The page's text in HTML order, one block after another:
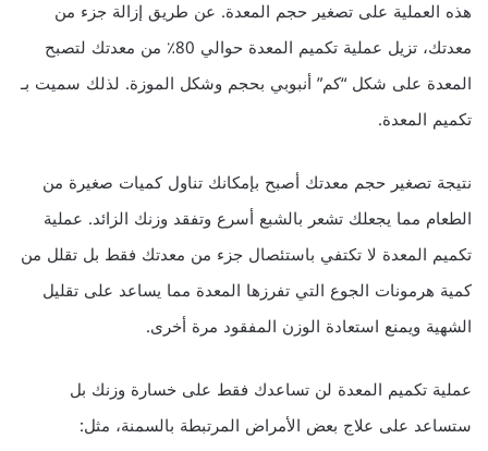
هذه العملية على تصغير حجم المعدة. عن طريق إزالة جزء من
معدتك، تزيل عملية تكميم المعدة حوالي 80٪ من معدتك لتصبح
المعدة على شكل “كم” أنبوبي بحجم وشكل الموزة. لذلك سميت بـ
تكميم المعدة.
نتيجة تصغير حجم معدتك أصبح بإمكانك تناول كميات صغيرة من
الطعام مما يجعلك تشعر بالشبع أسرع وتفقد وزنك الزائد. عملية
تكميم المعدة لا تكتفي باستئصال جزء من معدتك فقط بل تقلل من
كمية هرمونات الجوع التي تفرزها المعدة مما يساعد على تقليل
الشهية ويمنع استعادة الوزن المفقود مرة أخرى.
عملية تكميم المعدة لن تساعدك فقط على خسارة وزنك بل
ستساعد على علاج بعض الأمراض المرتبطة بالسمنة، مثل: